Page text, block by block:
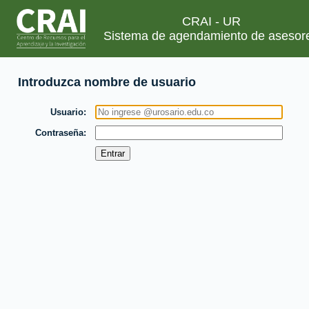
CRAI - UR
Sistema de agendamiento de
Introduzca nombre de usuario
Usuario
Contraseña